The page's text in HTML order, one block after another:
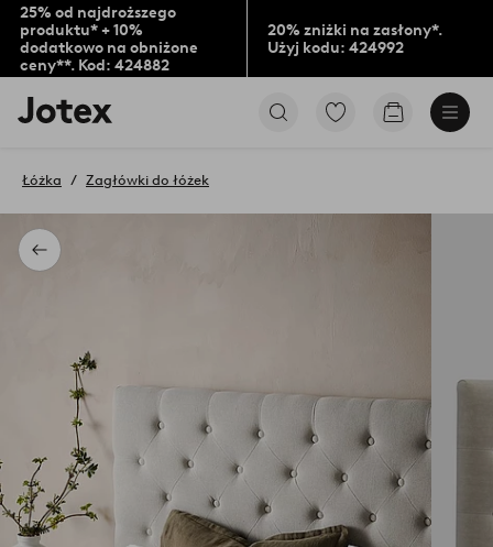
25% od najdroższego
produktu* + 10%
dodatkowo na obniżone
ceny**. Kod: 424882
20% zniżki na zasłony*.
Użyj kodu: 424992
Logo
Jotex
na
stronę
PrzejdźPrzejdź
Powrót
Łóżka Zagłówki do łóżek